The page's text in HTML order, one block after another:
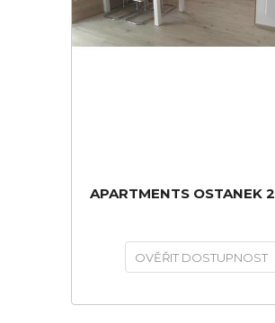
APARTMENTS OSTANEK 2
OVĚŘIT DOSTUPNOST